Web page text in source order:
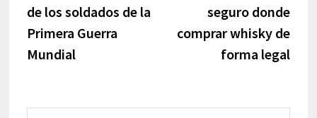
de los soldados de la
Primera Guerra
Mundial
seguro donde
comprar whisky de
forma legal